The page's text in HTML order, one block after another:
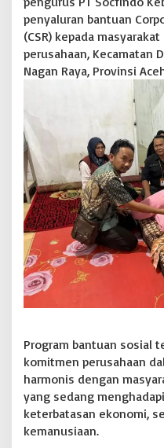
W
a
r
g
g
1
,
K
e
u
i
r
g
A
n
y
a
r
penyaluran bantuan
(CSR) kepada
perusahaan, Kecamatan
Nagan Raya, Provinsi
Program bantuan sosial
komitmen perusahaan
harmonis dengan
yang sedang
keterbatasan ekonomi,
kemanusiaan.